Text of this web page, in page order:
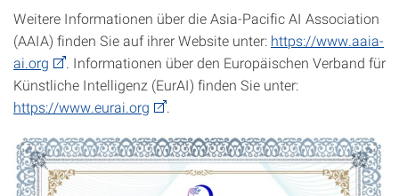
Weitere Informationen über die Asia-Pacific AI Association
(AAIA) finden Sie auf ihrer Website unter: https://www.aaia-
ai.org
. Informationen über den Europäischen Verband für
Künstliche Intelligenz (EurAI) finden Sie unter:
https://www.eurai.org